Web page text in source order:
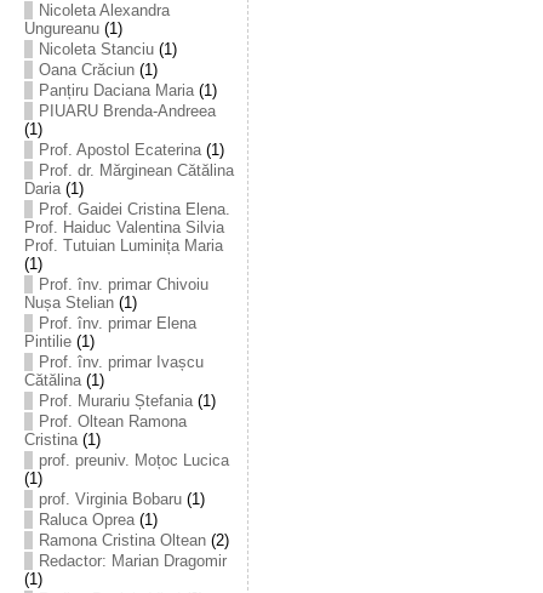
Nicoleta Alexandra
Ungureanu(1)
Nicoleta Stanciu(1)
Oana Crăciun(1)
Panțiru Daciana Maria(1)
PIUARU Brenda-Andreea
(1)
Prof. Apostol Ecaterina(1)
Prof. dr. Mărginean Cătălina
Daria(1)
Prof. Gaidei Cristina Elena.
Prof. Haiduc Valentina Silvia
Prof. Tutuian Luminița Maria
(1)
Prof. înv. primar Chivoiu
Nușa Stelian(1)
Prof. înv. primar Elena
Pintilie(1)
Prof. înv. primar Ivașcu
Cătălina(1)
Prof. Murariu Ștefania(1)
Prof. Oltean Ramona
Cristina(1)
prof. preuniv. Moțoc Lucica
(1)
prof. Virginia Bobaru(1)
Raluca Oprea(1)
Ramona Cristina Oltean(2)
Redactor: Marian Dragomir
(1)